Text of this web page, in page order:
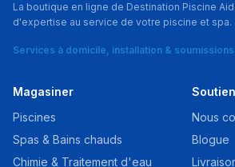
La boutique en ligne de Destination Piscine
d'expertise au service de votre piscine et spa.
Services à domicile, installation &
Magasiner
Piscines
Spas & Bains chauds
Chimie & Traitement d'eau
Soutien
Nous
Blogue